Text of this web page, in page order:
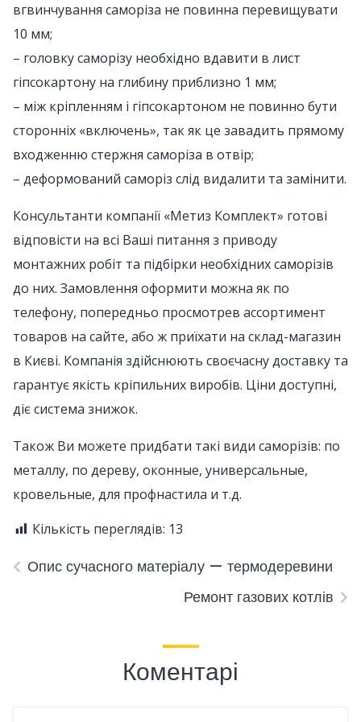
вгвинчування саморіза не повинна перевищувати
10 мм;
– головку саморізу необхідно вдавити в лист
гіпсокартону на глибину приблизно 1 мм;
– між кріпленням і гіпсокартоном не повинно бути
сторонніх «включень», так як це завадить прямому
входженню стержня саморіза в отвір;
– деформований саморіз слід видалити та замінити.
Консультанти компанії «Метиз Комплект» готові
відповісти на всі Ваші питання з приводу
монтажних робіт та підбірки необхідних саморізів
до них. Замовлення оформити можна як по
телефону, попередньо просмотрев ассортимент
товаров на сайте, або ж приїхати на склад-магазин
в Києві. Компанія здійснюють своєчасну доставку та
гарантує якість кріпильних виробів. Ціни доступні,
діє система знижок.
Також Ви можете придбати такі види саморізів: по
металлу, по дереву, оконные, универсальные,
кровельные, для профнастила и т.д.
Кількість переглядів: 13
Опис сучасного матеріалу — термодеревини
Ремонт газових котлів
Коментарі